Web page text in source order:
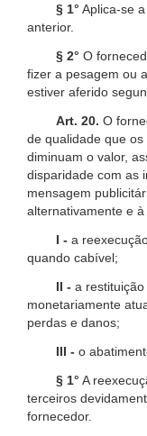
§ 1° Aplica-se
anterior.
§ 2° O
fizer a pesagem ou
estiver aferido
Art. 20. O
de qualidade que
diminuam o valor,
disparidade com as
mensagem
alternativamente e
I - a
quando cabível;
II - a restituição
monetariamente
perdas e danos;
III - o
§ 1° A
terceiros
fornecedor.